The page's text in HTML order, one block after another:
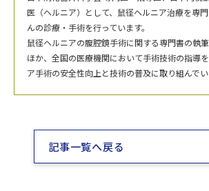
医（ヘルニア）として、鼠径ヘルニア治療を専
んの診療・手術を行っています。
鼠径ヘルニアの腹腔鏡手術に関する専門書の執
ほか、全国の医療機関において手術技術の指導
ア手術の安全性向上と技術の普及に取り組んでい
記事一覧へ戻る